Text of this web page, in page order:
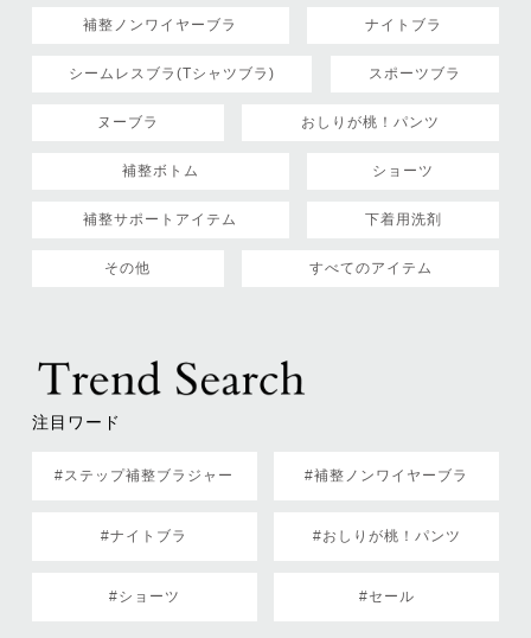
補整ノンワイヤーブラ ナイトブラ
シームレスブラ(Tシャツブラ) スポーツブラ
ヌーブラ おしりが桃！パンツ
補整ボトム ショーツ
補整サポートアイテム 下着用洗剤
その他 すべてのアイテム
注目ワード
#ステップ補整ブラジャー #補整ノンワイヤーブラ
#ナイトブラ #おしりが桃！パンツ
#ショーツ #セール